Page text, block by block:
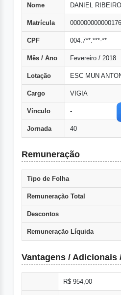
Nome DANIEL
Matrícula 000000000000176
CPF 004.7**.***-**
Mês / Ano Fevereiro / 2018
Lotação ESC MUN
Cargo VIGIA
Vínculo -
Jornada 40
Remuneração
Tipo de Folha
Remuneração Total
Descontos
Remuneração Líquida
Vantagens / Adicionais
R$ 954,00